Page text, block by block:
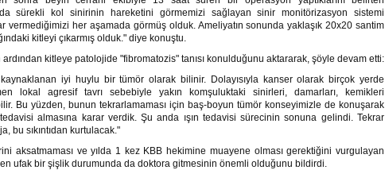
sürekli kol sinirinin hareketini görmemizi sağlayan sinir monitörizasyon sistemi
vermediğimizi her aşamada görmüş olduk. Ameliyatın sonunda yaklaşık 20x20 santim
kitleyi çıkarmış olduk." diye konuştu.
ardından kitleye patolojide "fibromatozis" tanısı konulduğunu aktararak, şöyle devam etti:
iyi huylu bir tümör olarak bilinir. Dolayısıyla kanser olarak birçok yerde
lokal agresif tavrı sebebiyle yakın komşuluktaki sinirleri, damarları, kemikleri
Bu yüzden, bunun tekrarlamaması için baş-boyun tümör konseyimizle de konuşarak
tedavisi almasına karar verdik. Şu anda ışın tedavisi sürecinin sonuna gelindi. Tekrar
bu sıkıntıdan kurtulacak."
aksatmaması ve yılda 1 kez KBB hekimine muayene olması gerektiğini vurgulayan
ufak bir şişlik durumunda da doktora gitmesinin önemli olduğunu bildirdi.